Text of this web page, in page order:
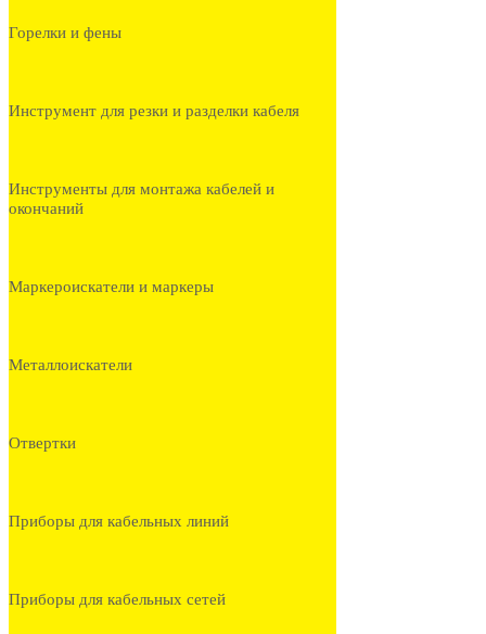
Горелки и фены
Инструмент для резки и разделки кабеля
Инструменты для монтажа кабелей и
окончаний
Маркероискатели и маркеры
Металлоискатели
Отвертки
Приборы для кабельных линий
Приборы для кабельных сетей